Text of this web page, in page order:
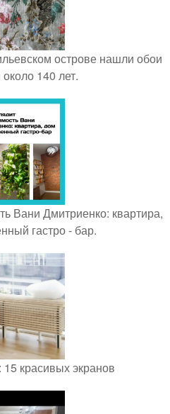
острове нашли обои
140 лет.
Вани Дмитриенко: квартира,
гастро - бар.
красивых экранов